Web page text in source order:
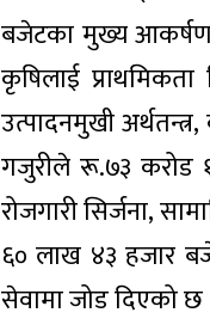
बजेटका मुख्य आकर्षण
कृषिलाई
उत्पादनमुखी
गजुरीले रू.७३ करोड
रोजगारी सिर्जना,
६० लाख ४३ हजार
सेवामा जोड दिएको छ